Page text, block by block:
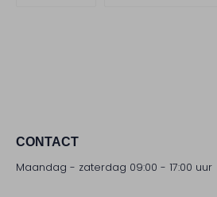
CONTACT
Maandag - zaterdag 09:00 - 17:00 uur